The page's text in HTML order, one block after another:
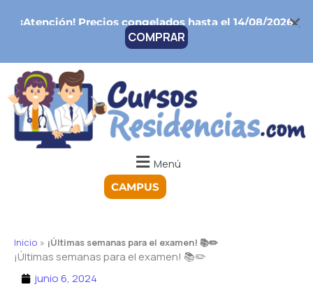
¡Atención!Precios congelados hasta el 14/08/2026
COMPRAR
Menú
CAMPUS
Inicio » ¡Últimas semanas para el examen! 📚✏️
¡Últimas semanas para el examen! 📚✏️
junio 6, 2024